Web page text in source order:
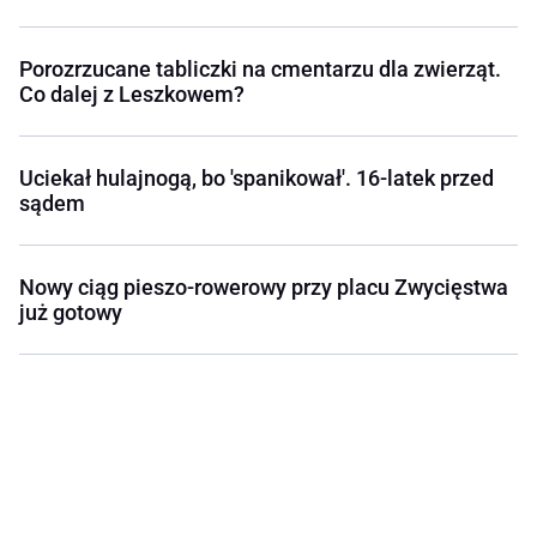
Porozrzucane tabliczki na cmentarzu dla zwierząt.
Co dalej z Leszkowem?
Uciekał hulajnogą, bo 'spanikował'. 16-latek przed
sądem
Nowy ciąg pieszo-rowerowy przy placu Zwycięstwa
już gotowy